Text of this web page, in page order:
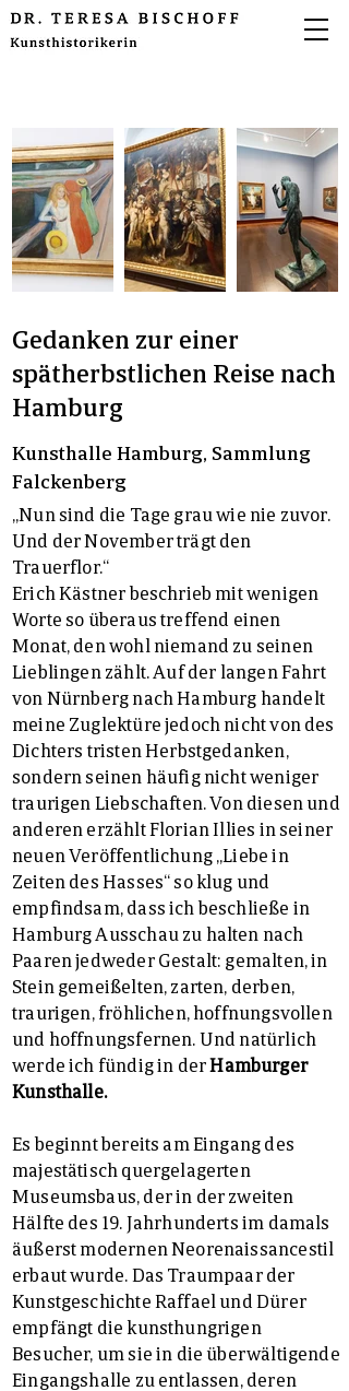
Gedanken zur einer
spätherbstlichen Reise nach
Hamburg
Kunsthalle Hamburg, Sammlung
Falckenberg
„Nun sind die Tage grau wie nie zuvor.
Und der November trägt den
Trauerflor.“
Erich Kästner beschrieb mit wenigen
Worte so überaus treffend einen
Monat, den wohl niemand zu seinen
Lieblingen zählt. Auf der langen Fahrt
von Nürnberg nach Hamburg handelt
meine Zuglektüre jedoch nicht von des
Dichters tristen Herbstgedanken,
sondern seinen häufig nicht weniger
traurigen Liebschaften. Von diesen und
anderen erzählt Florian Illies in seiner
neuen Veröffentlichung „Liebe in
Zeiten des Hasses“ so klug und
empfindsam, dass ich beschließe in
Hamburg Ausschau zu halten nach
Paaren jedweder Gestalt: gemalten, in
Stein gemeißelten, zarten, derben,
traurigen, fröhlichen, hoffnungsvollen
und hoffnungsfernen. Und natürlich
werde ich fündig in derHamburger
Kunsthalle.
Es beginnt bereits am Eingang des
majestätisch quergelagerten
Museumsbaus, der in der zweiten
Hälfte des 19. Jahrhunderts im damals
äußerst modernen Neorenaissancestil
erbaut wurde. Das Traumpaar der
Kunstgeschichte Raffael und Dürer
empfängt die kunsthungrigen
Besucher, um sie in die überwältigende
Eingangshalle zu entlassen, deren